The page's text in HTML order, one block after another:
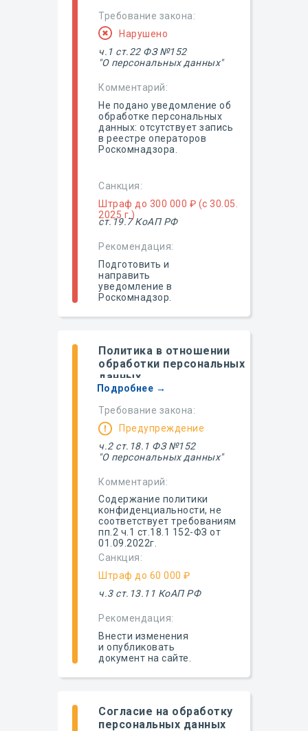
Требование закона:
Комментарий:
Санкция:
Нарушено
ч.1 ст.22 ФЗ №152
"О персональных данных"
ст.19.7 КоАП РФ
Рекомендация:
Подготовить и
направить
уведомление в
Роскомнадзор.
Штраф до 300 000 ₽ (с 30.05.
2025 г.)
Не подано уведомление об
обработке персональных
данных: отсутствует запись
в реестре операторов
Роскомнадзора.
Политика в отношении
обработки персональных
данных
Требование закона:
Комментарий:
Санкция:
Предупреждение
ч.2 ст.18.1 ФЗ №152
"О персональных данных"
ч.3 ст.13.11 КоАП РФ
Рекомендация:
Внести изменения
и опубликовать
документ на сайте.
Штраф до 60 000 ₽
Подробнее →
Содержание политики
конфиденциальности, не
соответствует требованиям
пп.2 ч.1 ст.18.1 152-ФЗ от
01.09.2022г.
Согласие на обработку
персональных данных